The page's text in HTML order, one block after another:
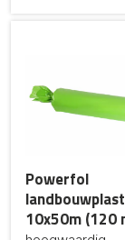
Powerfol
10x50m (120